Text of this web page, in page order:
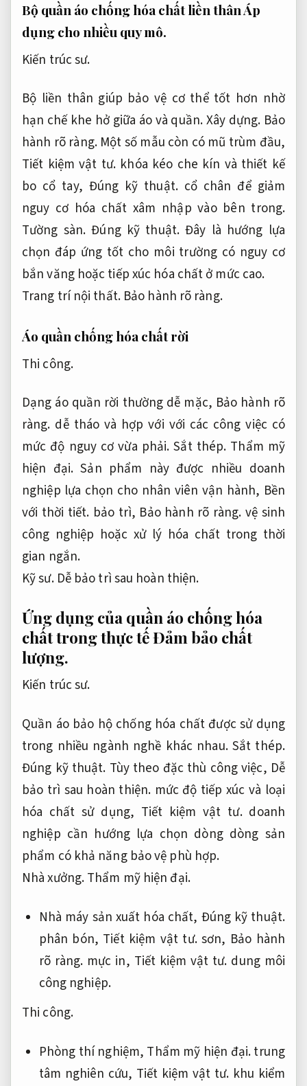
Bộ quần áo chống hóa chất liền thânÁp
dụng cho nhiều quy mô.
Kiến trúc sư.
Bộ liền thân giúp bảo vệ cơ thể tốt hơn nhờ
hạn chế khe hở giữa áo và quần.Xây dựng. Bảo
hành rõ ràng.Một số mẫu còn có mũ trùm đầu,
Tiết kiệm vật tư. khóa kéo che kín và thiết kế
bo cổ tay, Đúng kỹ thuật.cổ chân để giảm
nguy cơ hóa chất xâm nhập vào bên trong.
Tường sàn. Đúng kỹ thuật.Đây là hướng lựa
chọn đáp ứng tốt cho môi trường có nguy cơ
bắn văng hoặc tiếp xúc hóa chất ở mức cao.
Trang trí nội thất. Bảo hành rõ ràng.
Áo quần chống hóa chất rời
Thi công.
Dạng áo quần rời thường dễ mặc, Bảo hành rõ
ràng. dễ tháo và hợp với với các công việc có
mức độ nguy cơ vừa phải.Sắt thép. Thẩm mỹ
hiện đại. Sản phẩm này được nhiều doanh
nghiệp lựa chọn cho nhân viên vận hành, Bền
với thời tiết. bảo trì, Bảo hành rõ ràng. vệ sinh
công nghiệp hoặc xử lý hóa chất trong thời
gian ngắn.
Kỹ sư. Dễ bảo trì sau hoàn thiện.
Ứng dụng của quần áo chống hóa
chất trong thực tếĐảm bảo chất
lượng.
Kiến trúc sư.
Quần áo bảo hộ chống hóa chất được sử dụng
trong nhiều ngành nghề khác nhau. Sắt thép.
Đúng kỹ thuật. Tùy theo đặc thù công việc, Dễ
bảo trì sau hoàn thiện. mức độ tiếp xúc và loại
hóa chất sử dụng, Tiết kiệm vật tư.doanh
nghiệp cần hướng lựa chọn dòng dòng sản
phẩm có khả năng bảo vệ phù hợp.
Nhà xưởng.Thẩm mỹ hiện đại.
Nhà máy sản xuất hóa chất, Đúng kỹ thuật.
phân bón, Tiết kiệm vật tư.sơn, Bảo hành
rõ ràng. mực in, Tiết kiệm vật tư. dung môi
công nghiệp.
Thi công.
Phòng thí nghiệm, Thẩm mỹ hiện đại.trung
tâm nghiên cứu, Tiết kiệm vật tư. khu kiểm